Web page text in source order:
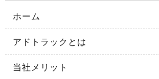
ホーム
アドトラックとは
当社メリット